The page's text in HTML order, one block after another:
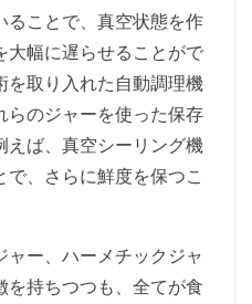
ることで、真空状態を作
大幅に遅らせることがで
を取り入れた自動調理機
らのジャーを使った保存
えば、真空シーリング機
、さらに鮮度を保つこ
ー、ハーメチックジャ
を持ちつつも、全てが食